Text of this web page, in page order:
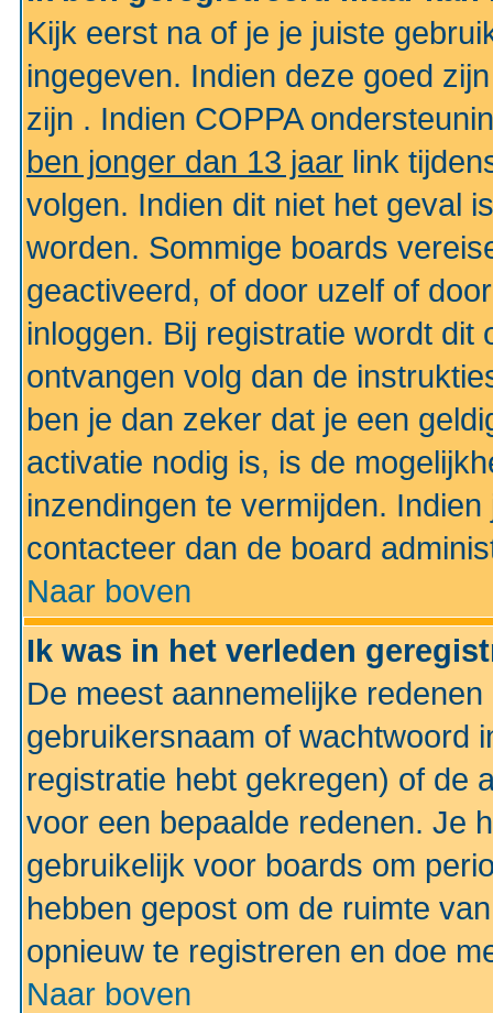
Kijk eerst na of je je juiste
ingegeven. Indien deze goed
zijn . Indien COPPA
ben jonger dan 13 jaar link
volgen. Indien dit niet het geval
worden. Sommige boards
geactiveerd, of door uzelf of
inloggen. Bij registratie wordt dit
ontvangen volg dan de
ben je dan zeker dat je een
activatie nodig is, is de
inzendingen te vermijden.
contacteer dan de board
Naar boven
Ik was in het verleden
De meest aannemelijke
gebruikersnaam of wachtwoord
registratie hebt gekregen) of de
voor een bepaalde redenen. Je
gebruikelijk voor boards om
hebben gepost om de ruimte
opnieuw te registreren en doe
Naar boven